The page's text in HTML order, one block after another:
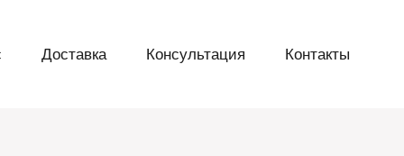
Доставка Консультация Контакты